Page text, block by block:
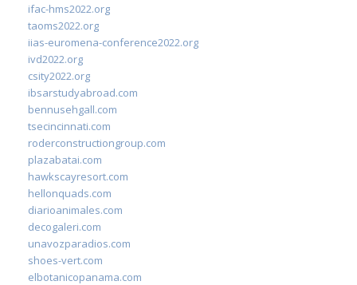
ifac-hms2022.org
taoms2022.org
iias-euromena-conference2022.org
ivd2022.org
csity2022.org
ibsarstudyabroad.com
bennusehgall.com
tsecincinnati.com
roderconstructiongroup.com
plazabatai.com
hawkscayresort.com
hellonquads.com
diarioanimales.com
decogaleri.com
unavozparadios.com
shoes-vert.com
elbotanicopanama.com